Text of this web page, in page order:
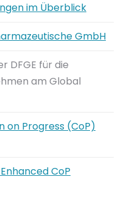
im Überblick
GmbH
DFGE für die
am Global
on Progress (CoP)
CoP